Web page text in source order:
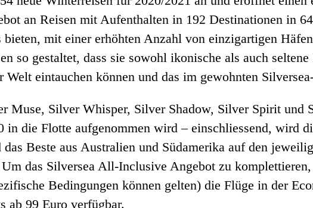
an Reisen mit Aufenthalten in 192 Destinationen in
mit einer erhöhten Anzahl von einzigartigen
so gestaltet, dass sie sowohl ikonische als auch
Welt eintauchen können und das im gewohnten
Muse, Silver Whisper, Silver Shadow, Silver Spirit
in die Flotte aufgenommen wird – einschliessend, wird
Beste aus Australien und Südamerika auf den
das Silversea All-Inclusive Angebot zu
Bedingungen können gelten) die Flüge in der
ab 99 Euro verfügbar.